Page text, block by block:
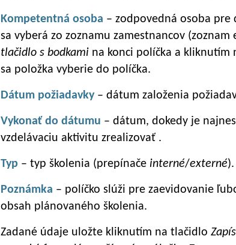
Kompetentná osoba – zodpovedná osoba pre
sa vyberá zo zoznamu zamestnancov (zoznam
tlačidlo s bodkami na konci políčka a kliknutím
sa položka vyberie do políčka.
Dátum požiadavky– dátum založenia
Vykonať do dátumu – dátum, dokedy je
vzdelávaciu aktivitu zrealizovať .
Typ – typ školenia (prepínače interné/externé).
Poznámka – políčko slúži pre zaevidovanie
obsah plánovaného školenia.
Zadané údaje uložte kliknutím na tlačidlo